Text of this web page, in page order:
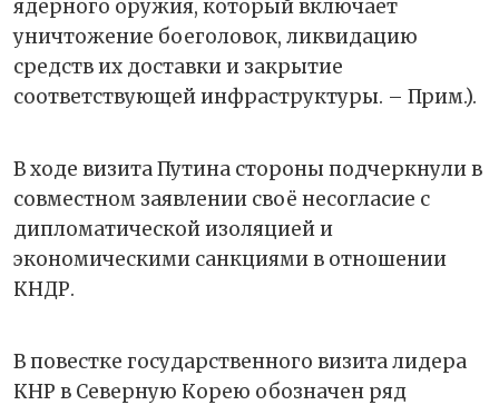
ядерного оружия, который включает
уничтожение боеголовок, ликвидацию
средств их доставки и закрытие
соответствующей инфраструктуры. – Прим.).
В ходе визита Путина стороны подчеркнули в
совместном заявлении своё несогласие с
дипломатической изоляцией и
экономическими санкциями в отношении
КНДР.
В повестке государственного визита лидера
КНР в Северную Корею обозначен ряд